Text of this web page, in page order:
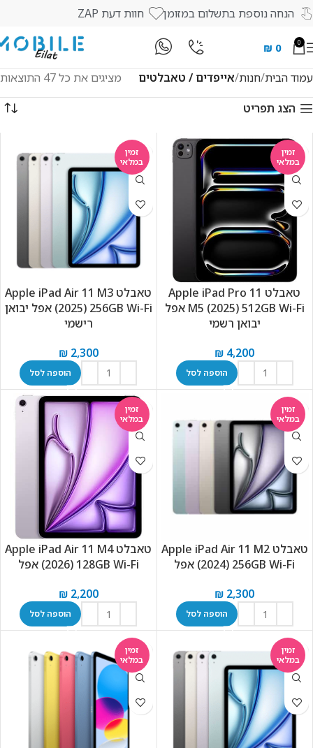
הנחה נוספת בתשלום במזומן חוות דעת ZAP
0
₪ 0
עמוד הבית חנות אייפדים / טאבלטים
מציגים את כל ⁦47⁩ התוצאות
הצג תפריט
זמין
במלאי
טאבלט Apple iPad Pro 11
M5 (2025) 512GB Wi-Fi אפל
יבואן רשמי
₪ 4,200
הוספה לסל
זמין
במלאי
טאבלט Apple iPad Air 11 M3
(2025) 256GB Wi-Fi אפל יבואן
רישמי
₪2,300
הוספה לסל
זמין
במלאי
טאבלט Apple iPad Air 11 M2
(2024) 256GB Wi-Fi אפל
₪ 2,300
הוספה לסל
זמין
במלאי
טאבלט Apple iPad Air 11 M4
(2026) 128GB Wi-Fi אפל
₪2,200
הוספה לסל
זמין
במלאי
זמין
במלאי